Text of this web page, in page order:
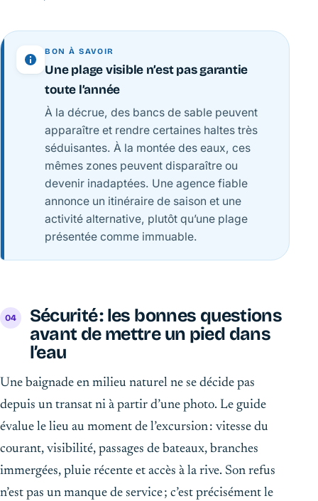
BON À SAVOIR
Une plage visible n’est pas garantie
toute l’année
À la décrue, des bancs de sable peuvent
apparaître et rendre certaines haltes très
séduisantes. À la montée des eaux, ces
mêmes zones peuvent disparaître ou
devenir inadaptées. Une agence fiable
annonce un itinéraire de saison et une
activité alternative, plutôt qu’une plage
présentée comme immuable.
Sécurité : les bonnes questions
avant de mettre un pied dans
l’eau
Une baignade en milieu naturel ne se décide pas
depuis un transat ni à partir d’une photo. Le guide
évalue le lieu au moment de l’excursion : vitesse du
courant, visibilité, passages de bateaux, branches
immergées, pluie récente et accès à la rive. Son refus
n’est pas un manque de service ; c’est précisément le